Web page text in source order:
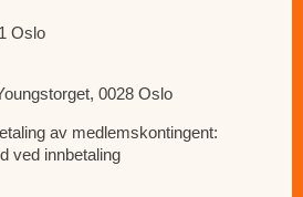
Oslo
0028 Oslo
av medlemskontingent:
ved innbetaling